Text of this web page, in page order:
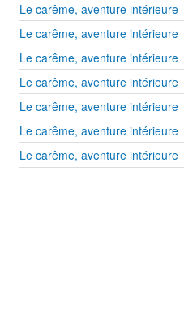
Le carême, aventure intérieure
Le carême, aventure intérieure
Le carême, aventure intérieure
Le carême, aventure intérieure
Le carême, aventure intérieure
Le carême, aventure intérieure
Le carême, aventure intérieure